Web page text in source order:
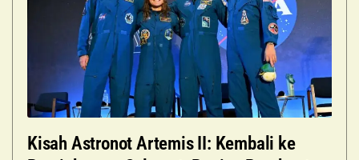
Kisah Astronot Artemis II: Kembali ke